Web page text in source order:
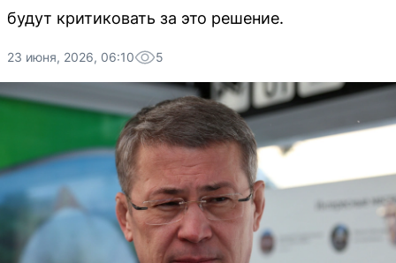
будут критиковать за это решение.
23 июня, 2026, 06:10 5